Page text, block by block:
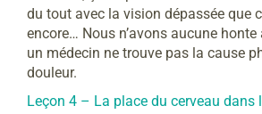
du tout avec la vision dépassée que
encore… Nous n’avons aucune honte
un médecin ne trouve pas la cause
douleur.
Leçon 4 – La place du cerveau dans